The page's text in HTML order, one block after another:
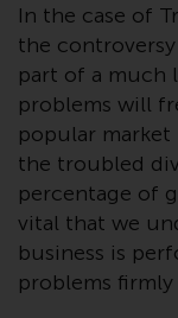
von
der
werden
über
der
und
In the case of
the
part of a much
problems will
popular
the troubled
percentage of
vital that we
business is
problems